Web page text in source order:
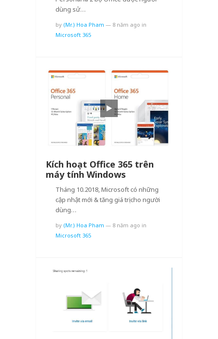
dùng sử…
by (Mr.) Hoa Pham — 8 năm ago in
Microsoft 365
Kích hoạt Office 365 trên
máy tính Windows
Tháng 10.2018, Microsoft có những
cập nhật mới & tăng giá trị cho người
dùng…
by (Mr.) Hoa Pham — 8 năm ago in
Microsoft 365